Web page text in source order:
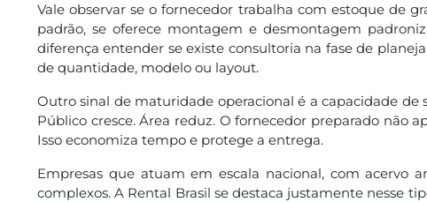
Vale observar se o fornecedor trabalha com estoque de
padrão, se oferece montagem e desmontagem
diferença entender se existe consultoria na fase de
de quantidade, modelo ou layout.
Outro sinal de maturidade operacional é a capacidade
Público cresce. Área reduz. O fornecedor preparado não
Isso economiza tempo e protege a entrega.
Empresas que atuam em escala nacional, com acervo
complexos. A Rental Brasil se destaca justamente nesse